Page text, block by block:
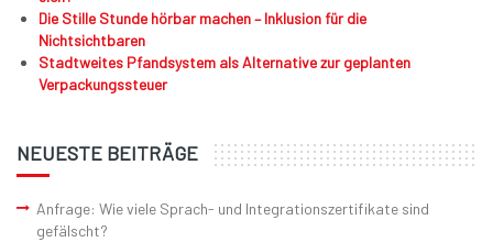
Die Stille Stunde hörbar machen – Inklusion für die
Nichtsichtbaren
Stadtweites Pfandsystem als Alternative zur geplanten
Verpackungssteuer
NEUESTE BEITRÄGE
Anfrage: Wie viele Sprach- und Integrationszertifikate sind
gefälscht?